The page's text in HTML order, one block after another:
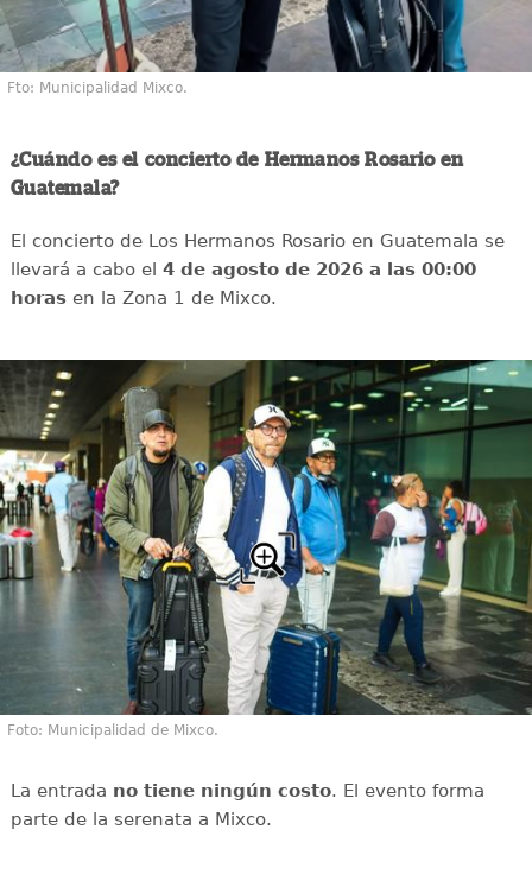
Fto: Municipalidad Mixco.
¿Cuándo es el concierto de Hermanos Rosario en
Guatemala?
El concierto de Los Hermanos Rosario en Guatemala se
llevará a cabo el 4 de agosto de 2026 a las 00:00
horasen la Zona 1 de Mixco.
Foto: Municipalidad de Mixco.
La entrada no tiene ningún costo. El evento forma
parte de la serenata a Mixco.